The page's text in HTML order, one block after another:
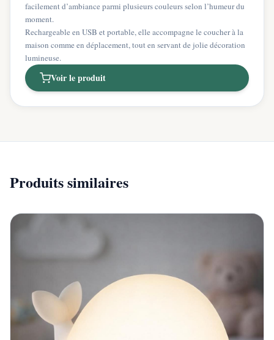
facilement d’ambiance parmi plusieurs couleurs selon l’humeur du
moment.
Rechargeable en USB et portable, elle accompagne le coucher à la
maison comme en déplacement, tout en servant de jolie décoration
lumineuse.
Voir le produit
Produits similaires